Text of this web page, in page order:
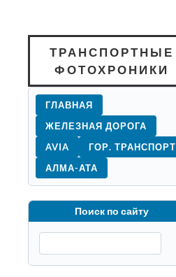
ТРАНСПОРТНЫЕ
ФОТОХРОНИКИ
ГЛАВНАЯ
ЖЕЛЕЗНАЯ ДОРОГА
AVIA
ГОР. ТРАНСПОРТ
АЛМА-АТА
Поиск по сайту